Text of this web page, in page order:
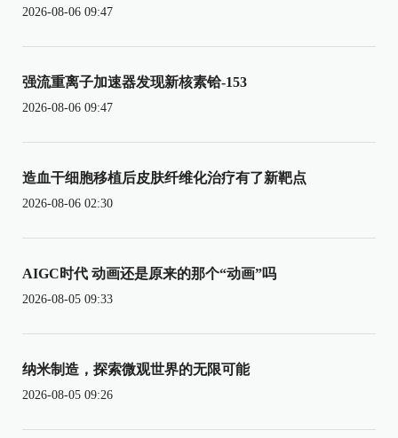
2026-08-06 09:47
强流重离子加速器发现新核素铪-153
2026-08-06 09:47
造血干细胞移植后皮肤纤维化治疗有了新靶点
2026-08-06 02:30
AIGC时代 动画还是原来的那个“动画”吗
2026-08-05 09:33
纳米制造，探索微观世界的无限可能
2026-08-05 09:26